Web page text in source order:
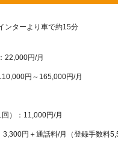
ンターより車で約15分
22,000円/月
円～165,000円/月
）：11,000円/月
円＋通話料/月（登録手数料